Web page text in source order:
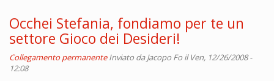
Occhei Stefania, fondiamo per te un
settore Gioco dei Desideri!
Collegamento permanente Inviato daJacopo Fo il Ven, 12/26/2008 -
12:08